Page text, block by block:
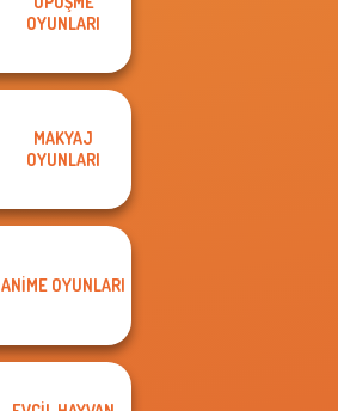
OYUNLARI
MAKYAJ
OYUNLARI
ANIME OYUNLARI